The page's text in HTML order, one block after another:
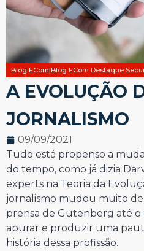
Blog ECom|Blog ECom Destaque
A EVOLUÇÃO
JORNALISMO
09/09/2021
Tudo está propenso a
do tempo, como já dizia
experts na Teoria da
jornalismo mudou muito
prensa de Gutenberg até o
apurar e produzir uma
história dessa profissão.